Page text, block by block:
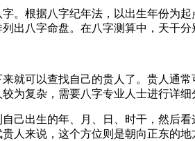
。根据八字纪年法，以出生年份为
出八字命盘。在八字测算中，天干
就可以查找自己的贵人了。贵人通
为复杂，需要八字专业人士进行详细
己出生的年、月、日、时干，然后
人来说，这个方位则是朝向正东的